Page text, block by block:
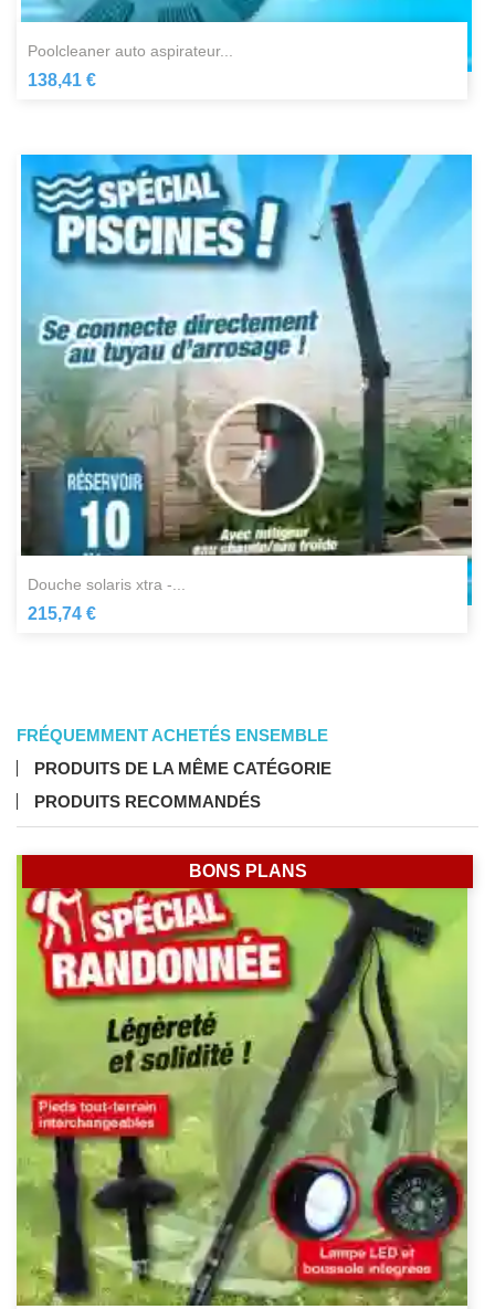
poolcleaner auto aspirateur...
138,41 €
douche solaris xtra -...
215,74 €
FRÉQUEMMENT ACHETÉS ENSEMBLE
PRODUITS DE LA MÊME CATÉGORIE
PRODUITS RECOMMANDÉS
BONS PLANS